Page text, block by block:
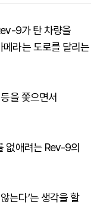
9가 탄 차량을
라는 도로를 달리는
을 쫓으면서
없애려는 Rev-9의
는다’는 생각을 할